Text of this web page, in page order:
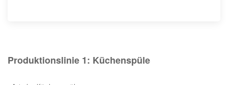
Produktionslinie 1: Küchenspüle